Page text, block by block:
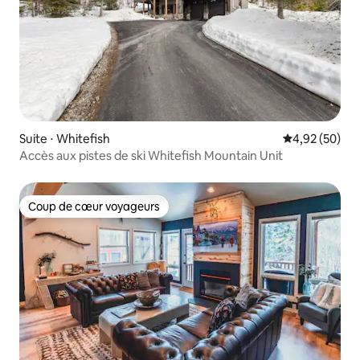
Suite ⋅ Whitefish Évaluation
4,92 (50)
Accès aux pistes de ski Whitefish Mountain Unit
Coup de cœur voyageurs
Coup de cœur voyageurs